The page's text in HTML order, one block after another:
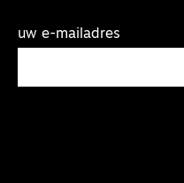
uw e-mailadres